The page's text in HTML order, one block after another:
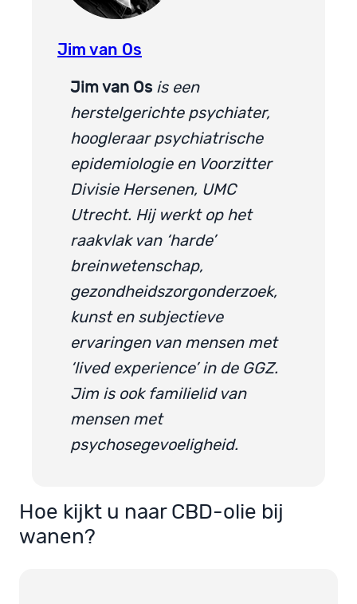
Jim van Os
Jim van Os is een
herstelgerichte psychiater,
hoogleraar psychiatrische
epidemiologie en Voorzitter
Divisie Hersenen, UMC
Utrecht. Hij werkt op het
raakvlak van ‘harde’
breinwetenschap,
gezondheidszorgonderzoek,
kunst en subjectieve
ervaringen van mensen met
‘lived experience’ in de GGZ.
Jim is ook familielid van
mensen met
psychosegevoeligheid.
Hoe kijkt u naar CBD-olie bij
wanen?